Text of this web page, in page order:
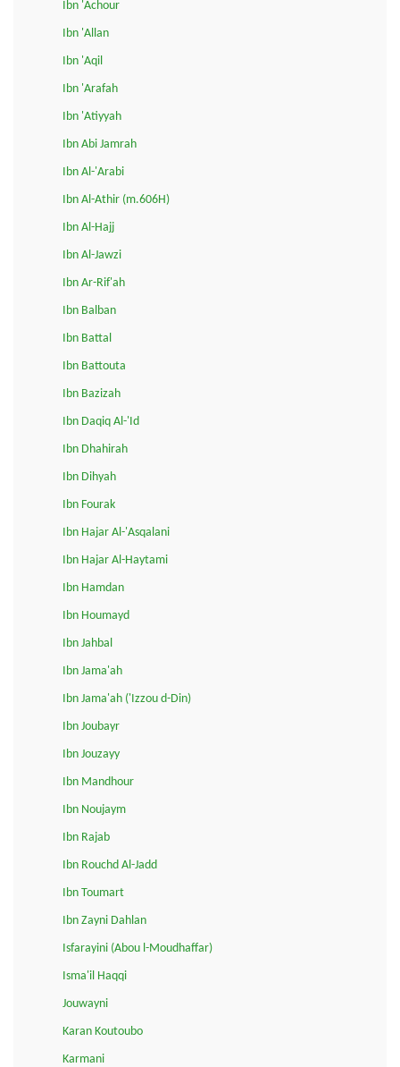
Ibn 'Achour
Ibn 'Allan
Ibn 'Aqil
Ibn 'Arafah
Ibn 'Atiyyah
Ibn Abi Jamrah
Ibn Al-'Arabi
Ibn Al-Athir (m.606H)
Ibn Al-Hajj
Ibn Al-Jawzi
Ibn Ar-Rif'ah
Ibn Balban
Ibn Battal
Ibn Battouta
Ibn Bazizah
Ibn Daqiq Al-'Id
Ibn Dhahirah
Ibn Dihyah
Ibn Fourak
Ibn Hajar Al-'Asqalani
Ibn Hajar Al-Haytami
Ibn Hamdan
Ibn Houmayd
Ibn Jahbal
Ibn Jama'ah
Ibn Jama'ah ('Izzou d-Din)
Ibn Joubayr
Ibn Jouzayy
Ibn Mandhour
Ibn Noujaym
Ibn Rajab
Ibn Rouchd Al-Jadd
Ibn Toumart
Ibn Zayni Dahlan
Isfarayini (Abou l-Moudhaffar)
Isma'il Haqqi
Jouwayni
Karan Koutoubo
Karmani